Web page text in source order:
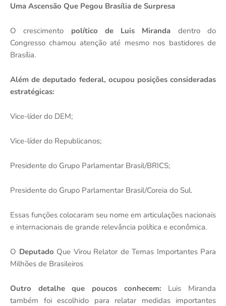
Uma Ascensão Que Pegou Brasília de Surpresa
O crescimento político de Luis Miranda dentro do
Congresso chamou atenção até mesmo nos bastidores de
Brasília.
Além de deputado federal, ocupou posições consideradas
estratégicas:
Vice-líder do DEM;
Vice-líder do Republicanos;
Presidente do Grupo Parlamentar Brasil/BRICS;
Presidente do Grupo Parlamentar Brasil/Coreia do Sul.
Essas funções colocaram seu nome em articulações nacionais
e internacionais de grande relevância política e econômica.
O Deputado Que Virou Relator de Temas Importantes Para
Milhões de Brasileiros
Outro detalhe que poucos conhecem: Luis Miranda
também foi escolhido para relatar medidas importantes